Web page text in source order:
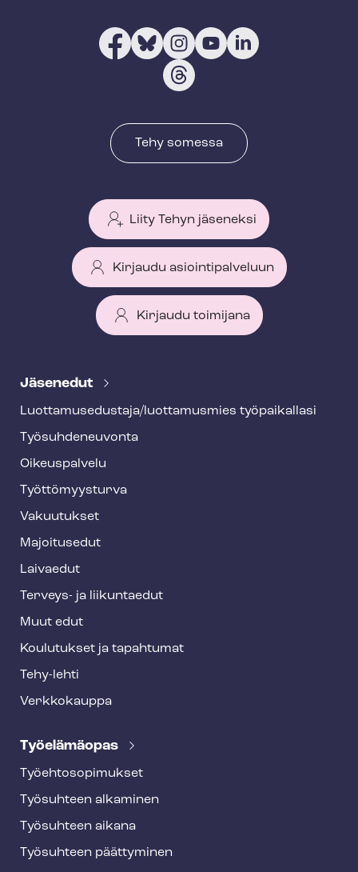
Tehy somessa
Liity Tehyn jäseneksi
Kirjaudu asiointipalveluun
Kirjaudu toimijana
e
f
o
o
t
e
Jäsenedut
Luot­ta­muse­dus­ta­ja/luottamusmies työpaikallasi
Työ­suh­de­neu­von­ta
Oikeuspalvelu
Työt­tö­myys­tur­va
Vakuutukset
Majoitusedut
Laivaedut
Terveys- ja liikuntaedut
Muut edut
Koulutukset ja tapahtumat
Tehy-lehti
Verkkokauppa
Työelämäopas
Työ­eh­to­so­pi­muk­set
Työsuhteen alkaminen
Työsuhteen aikana
Työsuhteen päättyminen